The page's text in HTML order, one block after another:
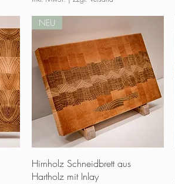
Schnellansicht
NEU
Hirnholz Schneidbrett aus
Hartholz mit Inlay